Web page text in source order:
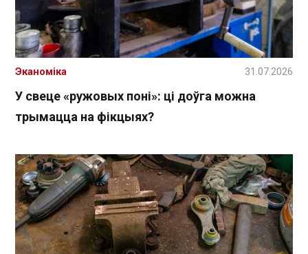
У свеце «ружовых поні»: ці доўга можна
трымацца на фікцыях?
Эканоміка 31.07.2026